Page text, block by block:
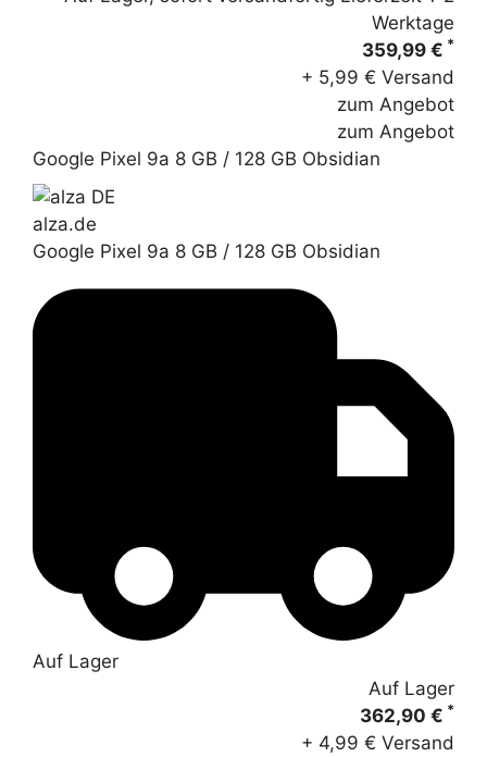
Werktage
359,99 € *
+ 5,99 € Versand
zum Angebot
zum Angebot
Google Pixel 9a 8 GB / 128 GB Obsidian
alza.de
Google Pixel 9a 8 GB / 128 GB Obsidian
Auf Lager
Auf Lager
362,90 € *
+ 4,99 € Versand